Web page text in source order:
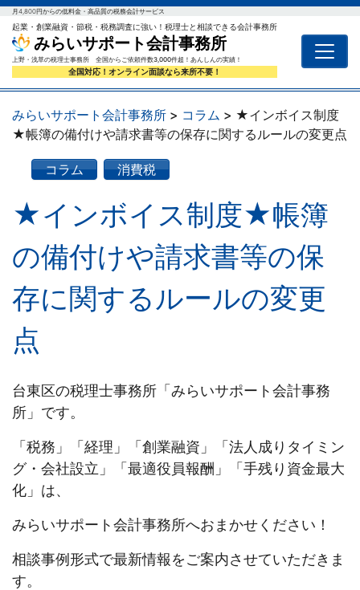
月4,800円からの低料金・高品質の税務会計サービス
起業・創業融資・節税・税務調査に強い！税理士と相談できる会計事務所
みらいサポート会計事務所
上野・浅草の税理士事務所 全国からご依頼件数3,000件超！あんしんの実績！
全国対応！オンライン面談なら来所不要！
みらいサポート会計事務所 > コラム > ★インボイス制度
★帳簿の備付けや請求書等の保存に関するルールの変更点
コラム 消費税
★インボイス制度★帳簿
の備付けや請求書等の保
存に関するルールの変更
点
台東区の税理士事務所「みらいサポート会計事務
所」です。
「税務」「経理」「創業融資」「法人成りタイミン
グ・会社設立」「最適役員報酬」「手残り資金最大
化」は、
みらいサポート会計事務所へおまかせください！
相談事例形式で最新情報をご案内させていただきま
す。